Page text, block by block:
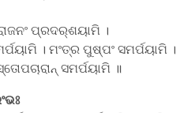
ପ୍ରଦର୍​ଶୟାମି ।
। ମଂତ୍ର ପୁଷ୍ପଂ ସମର୍ପୟାମି ।
ସମର୍ପୟାମି ॥